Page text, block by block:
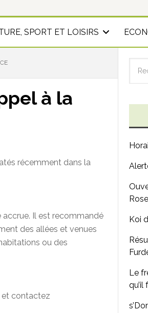
SPORT ET LOISIRS
à la
récemment dans la
accrue. Il est recommandé
des allées et venues
ou des
et contactez
Koi
Le